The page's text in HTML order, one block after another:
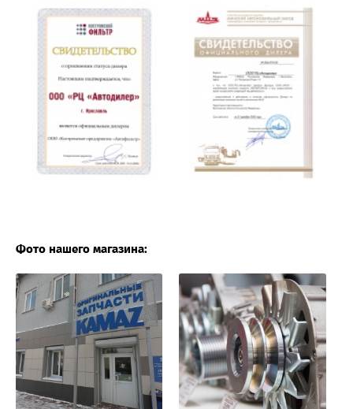
Фото нашего магазина: